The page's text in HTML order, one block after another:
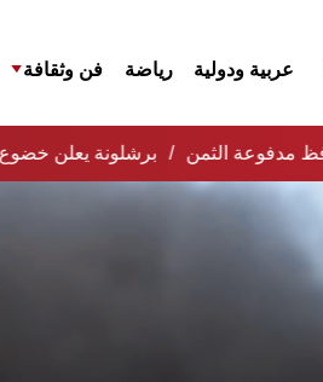
عربية ودولية رياضة فن وثقافة
برشلونة يعلن مدفوعة الثمن